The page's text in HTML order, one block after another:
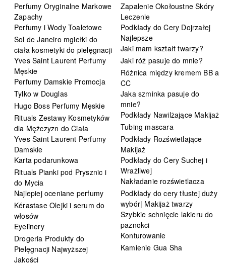
Perfumy Oryginalne Markowe
Zapachy
Perfumy i Wody Toaletowe
Sol de Janeiro mgiełki do
ciała kosmetyki do pielęgnacji
Yves Saint Laurent Perfumy
Męskie
Perfumy Damskie Promocja
Tylko w Douglas
Hugo Boss Perfumy Męskie
Rituals Zestawy Kosmetyków
dla Mężczyzn do Ciała
Yves Saint Laurent Perfumy
Damskie
Karta podarunkowa
Rituals Pianki pod Prysznic i
do Mycia
Najlepiej oceniane perfumy
Kérastase Olejki i serum do
włosów
Eyelinery
Drogeria Produkty do
Pielęgnacji Najwyższej
Jakości
Zapalenie Okołoustne Skóry
Leczenie
Podkłady do Cery Dojrzałej
Najlepsze
Jaki mam kształt twarzy?
Jaki róż pasuje do mnie?
Różnica między kremem BB a
CC
Jaka szminka pasuje do
mnie?
Podkłady Nawilżające Makijaż
Tubing mascara
Podkłady Rozświetlające
Makijaż
Podkłady do Cery Suchej i
Wrażliwej
Nakładanie rozświetlacza
Podkłady do cery tłustej duży
wybór| Makijaż twarzy
Szybkie schnięcie lakieru do
paznokci
Konturowanie
Kamienie Gua Sha